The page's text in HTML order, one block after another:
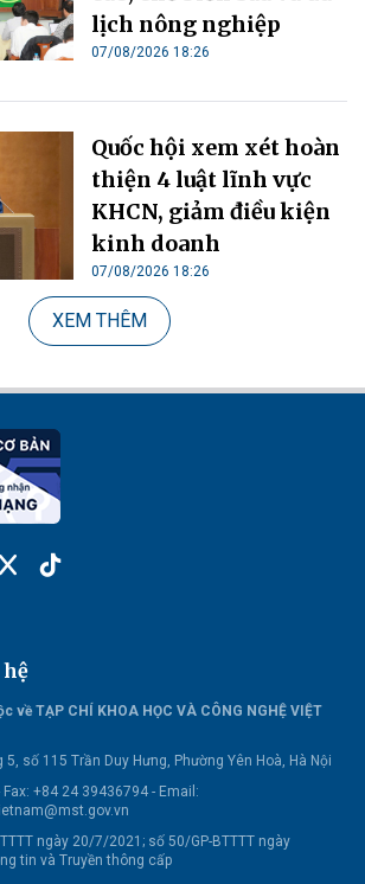
lịch nông nghiệp
07/08/2026 18:26
Quốc hội xem xét hoàn
thiện 4 luật lĩnh vực
KHCN, giảm điều kiện
kinh doanh
07/08/2026 18:26
XEM THÊM
về TẠP CHÍ KHOA HỌC VÀ CÔNG NGHỆ VIỆT
số 115 Trần Duy Hưng, Phường Yên Hoà, Hà Nội
+84 24 39436794 - Email:
ngày 20/7/2021; số 50/GP-BTTTT ngày
tin và Truyền thông cấp